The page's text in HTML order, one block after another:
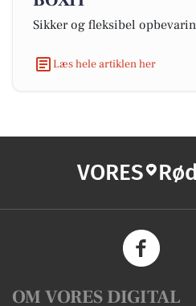
Sikker og fleksibel
Læs hele artiklen her
VORES
OM VORES DIGITAL